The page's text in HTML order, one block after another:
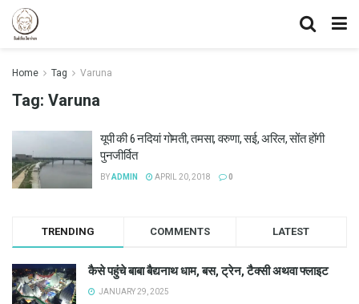
Home Tag Varuna
Tag: Varuna
यूपी की 6 नदियां गोमती, तमसा, वरुणा, सई, अरिल, सोंत होंगी
पुनजीर्वित
BYADMIN APRIL 20, 2018 0
TRENDING COMMENTS LATEST
कैसे पहुंचे बाबा बैद्यनाथ धाम, बस, ट्रेन, टैक्सी अथवा फ्लाइट
JANUARY 29, 2025